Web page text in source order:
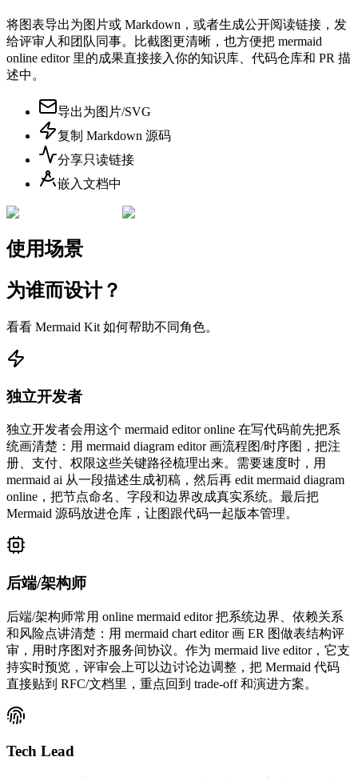
将图表导出为图片或 Markdown，或者生成公开阅读链接，发
给评审人和团队同事。比截图更清晰，也方便把 mermaid
online editor 里的成果直接接入你的知识库、代码仓库和 PR 描
述中。
导出为图片/SVG
复制 Markdown 源码
分享只读链接
嵌入文档中
使用场景
为谁而设计？
看看 Mermaid Kit 如何帮助不同角色。
独立开发者
独立开发者会用这个 mermaid editor online 在写代码前先把系
统画清楚：用 mermaid diagram editor 画流程图/时序图，把注
册、支付、权限这些关键路径梳理出来。需要速度时，用
mermaid ai 从一段描述生成初稿，然后再 edit mermaid diagram
online，把节点命名、字段和边界改成真实系统。最后把
Mermaid 源码放进仓库，让图跟代码一起版本管理。
后端/架构师
后端/架构师常用 online mermaid editor 把系统边界、依赖关系
和风险点讲清楚：用 mermaid chart editor 画 ER 图做表结构评
审，用时序图对齐服务间协议。作为 mermaid live editor，它支
持实时预览，评审会上可以边讨论边调整，把 Mermaid 代码
直接贴到 RFC/文档里，重点回到 trade-off 和演进方案。
Tech Lead